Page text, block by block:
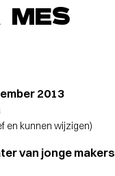
MES
2013
en kunnen wijzigen)
van jonge makers